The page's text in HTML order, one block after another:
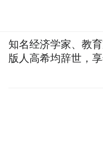
知名经济学家、教
版人高希均辞世，